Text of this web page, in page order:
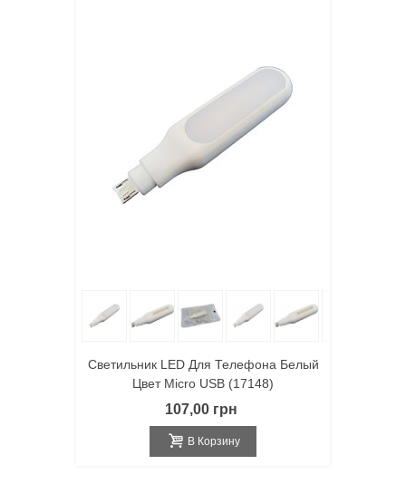
Светильник LED Для Телефона Белый
Цвет Micro USB (17148)
107,00 грн
В Корзину